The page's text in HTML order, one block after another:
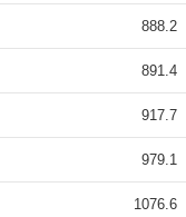
888.2
891.4
917.7
979.1
1076.6